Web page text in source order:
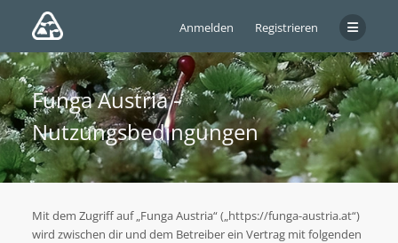
Anmelden Registrieren
Funga Austria -
Nutzungsbedingungen
Mit dem Zugriff auf „Funga Austria“ („https://funga-austria.at“)
wird zwischen dir und dem Betreiber ein Vertrag mit folgenden